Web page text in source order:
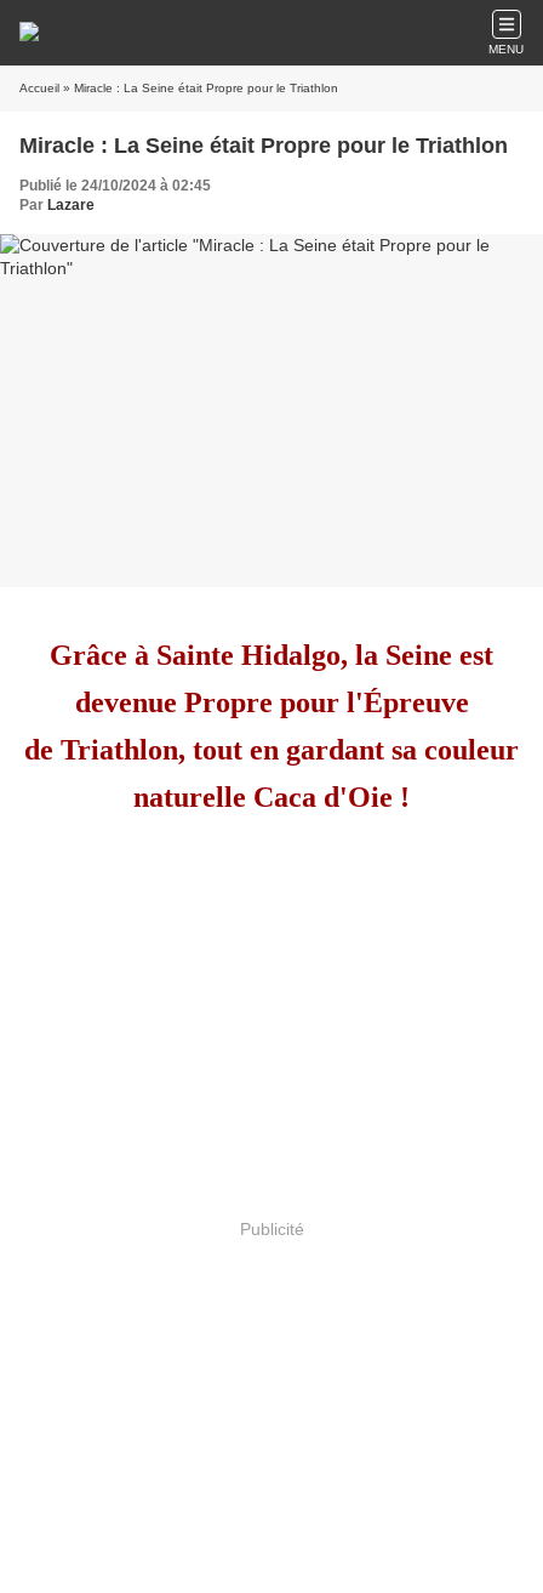
MENU
Accueil » Miracle : La Seine était Propre pour le Triathlon
Miracle : La Seine était Propre pour le Triathlon
Publié le 24/10/2024 à 02:45
Par Lazare
Grâce à Sainte Hidalgo, la Seine est
devenue Propre pour l'Épreuve
de Triathlon, tout en gardant sa couleur
naturelle Caca d'Oie !
Publicité